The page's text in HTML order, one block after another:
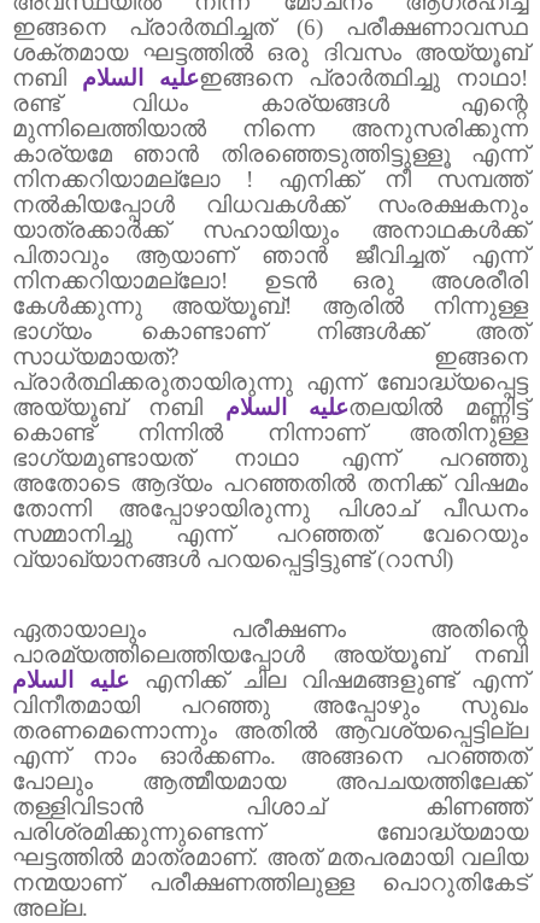
ഇങ്ങനെ പ്രാർത്ഥിച്ചത് (6) പരീക്ഷണാവസ്ഥ
ശക്തമായ ഘട്ടത്തിൽ ഒരു ദിവസം അയ്യൂബ്
നബി عليه السلامഇങ്ങനെ പ്രാർത്ഥിച്ചു നാഥാ!
രണ്ട് വിധം കാര്യങ്ങൾ എന്റെ
മുന്നിലെത്തിയാൽ നിന്നെ അനുസരിക്കുന്ന
കാര്യമേ ഞാൻ തിരഞ്ഞെടുത്തിട്ടുള്ളൂ എന്ന്
നിനക്കറിയാമല്ലോ ! എനിക്ക് നീ സമ്പത്ത്
നൽകിയപ്പോൾ വിധവകൾക്ക് സംരക്ഷകനും
യാത്രക്കാർക്ക് സഹായിയും അനാഥകൾക്ക്
പിതാവും ആയാണ് ഞാൻ ജീവിച്ചത് എന്ന്
നിനക്കറിയാമല്ലോ!
ഉടൻ ഒരു അശരീരി
കേൾക്കുന്നു അയ്യൂബ്! ആരിൽ നിന്നുള്ള
ഭാഗ്യം കൊണ്ടാണ് നിങ്ങൾക്ക് അത്
സാധ്യമായത്? ഇങ്ങനെ
പ്രാർത്ഥിക്കരുതായിരുന്നു എന്ന് ബോദ്ധ്യപ്പെട്ട
അയ്യൂബ് നബി عليه السلامതലയിൽ മണ്ണിട്ട്
കൊണ്ട് നിന്നിൽ നിന്നാണ് അതിനുള്ള
ഭാഗ്യമുണ്ടായത് നാഥാ എന്ന് പറഞ്ഞു
അതോടെ ആദ്യം പറഞ്ഞതിൽ തനിക്ക് വിഷമം
തോന്നി അപ്പോഴായിരുന്നു പിശാച് പീഡനം
സമ്മാനിച്ചു എന്ന് പറഞ്ഞത് വേറെയും
വ്യാഖ്യാനങ്ങൾ പറയപ്പെട്ടിട്ടുണ്ട് (റാസി)
ഏതായാലും പരീക്ഷണം അതിന്റെ
പാരമ്യത്തിലെത്തിയപ്പോൾ അയ്യൂബ് നബി
عليه السلام എനിക്ക് ചില വിഷമങ്ങളുണ്ട് എന്ന്
വിനീതമായി പറഞ്ഞു അപ്പോഴും സുഖം
തരണമെന്നൊന്നും അതിൽ ആവശ്യപ്പെട്ടില്ല
എന്ന് നാം ഓർക്കണം.
അങ്ങനെ പറഞ്ഞത്
പോലും ആത്മീയമായ അപചയത്തിലേക്ക്
തള്ളിവിടാൻ പിശാച് കിണഞ്ഞ്
പരിശ്രമിക്കുന്നുണ്ടെന്ന് ബോദ്ധ്യമായ
ഘട്ടത്തിൽ മാത്രമാണ്. അത് മതപരമായി വലിയ
നന്മയാണ് പരീക്ഷണത്തിലുള്ള പൊറുതികേട്
അല്ല.